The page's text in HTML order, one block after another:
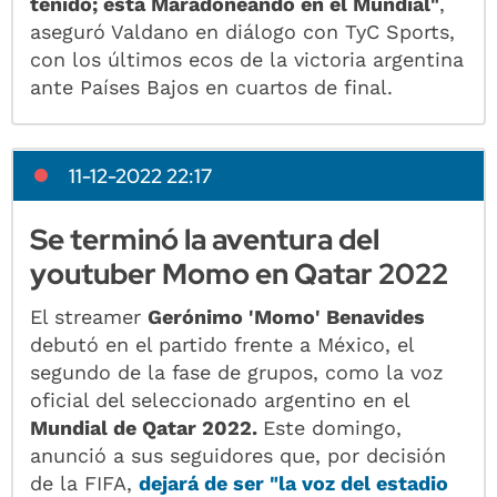
aseguró Valdano en diálogo con TyC Sports,
con los últimos ecos de la victoria argentina
ante Países Bajos en cuartos de final.
11-12-2022 22:17
Se terminó la aventura del
youtuber Momo en Qatar 2022
El streamerGerónimo 'Momo' Benavides
debutó en el partido frente a México, el
segundo de la fase de grupos, como la voz
oficial del seleccionado argentino en el
Mundial de Qatar 2022. Este domingo,
anunció a sus seguidores que, por decisión
de la FIFA,dejará de ser "la voz del estadio